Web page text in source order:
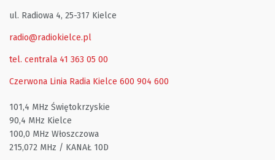
ul. Radiowa 4, 25-317 Kielce
radio@radiokielce.pl
tel. centrala 41 363 05 00
Czerwona Linia Radia Kielce 600 904 600
101,4 MHz Świętokrzyskie
90,4 MHz Kielce
100,0 MHz Włoszczowa
215,072 MHz / KANAŁ 10D